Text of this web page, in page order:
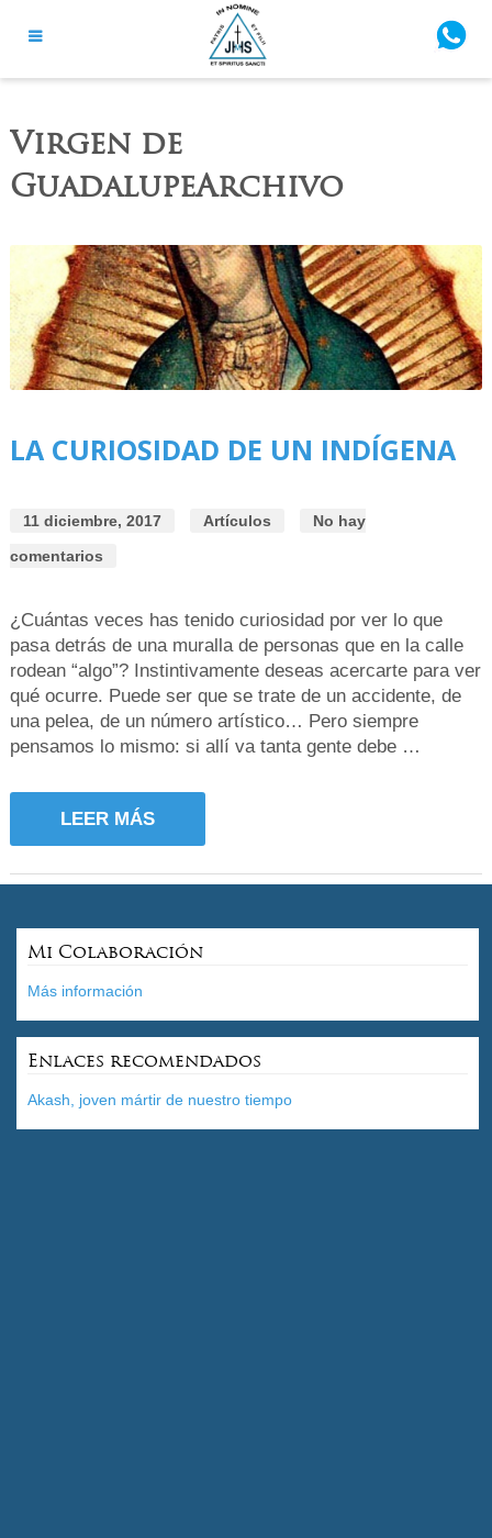
Virgen de
GuadalupeArchivo
LA CURIOSIDAD DE UN INDÍGENA
11 diciembre, 2017 Artículos
No hay
comentarios
¿Cuántas veces has tenido curiosidad por ver lo que
pasa detrás de una muralla de personas que en la calle
rodean “algo”? Instintivamente deseas acercarte para ver
qué ocurre. Puede ser que se trate de un accidente, de
una pelea, de un número artístico… Pero siempre
pensamos lo mismo: si allí va tanta gente debe …
LEER MÁS
Mi Colaboración
Más información
Enlaces recomendados
Akash, joven mártir de nuestro tiempo